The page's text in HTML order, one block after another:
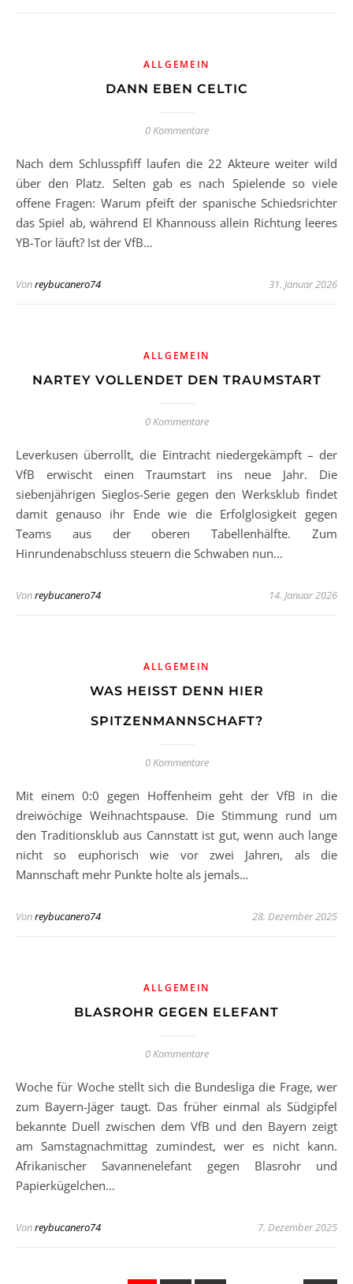
ALLGEMEIN
DANN EBEN CELTIC
0 Kommentare
Nach dem Schlusspfiff laufen die 22 Akteure weiter wild
über den Platz. Selten gab es nach Spielende so viele
offene Fragen: Warum pfeift der spanische Schiedsrichter
das Spiel ab, während El Khannouss allein Richtung leeres
YB-Tor läuft? Ist der VfB…
Vonreybucanero74 31. Januar 2026
ALLGEMEIN
NARTEY VOLLENDET DEN TRAUMSTART
0 Kommentare
Leverkusen überrollt, die Eintracht niedergekämpft – der
VfB erwischt einen Traumstart ins neue Jahr. Die
siebenjährigen Sieglos-Serie gegen den Werksklub findet
damit genauso ihr Ende wie die Erfolglosigkeit gegen
Teams aus der oberen Tabellenhälfte. Zum
Hinrundenabschluss steuern die Schwaben nun…
Vonreybucanero74 14. Januar 2026
ALLGEMEIN
WAS HEISST DENN HIER S
PITZENMANNSCHAFT?
0 Kommentare
Mit einem 0:0 gegen Hoffenheim geht der VfB in die
dreiwöchige Weihnachtspause. Die Stimmung rund um
den Traditionsklub aus Cannstatt ist gut, wenn auch lange
nicht so euphorisch wie vor zwei Jahren, als die
Mannschaft mehr Punkte holte als jemals…
Vonreybucanero74 28. Dezember 2025
ALLGEMEIN
BLASROHR GEGEN ELEFANT
0 Kommentare
Woche für Woche stellt sich die Bundesliga die Frage, wer
zum Bayern-Jäger taugt. Das früher einmal als Südgipfel
bekannte Duell zwischen dem VfB und den Bayern zeigt
am Samstagnachmittag zumindest, wer es nicht kann.
Afrikanischer Savannenelefant gegen Blasrohr und
Papierkügelchen…
Vonreybucanero74 7. Dezember 2025